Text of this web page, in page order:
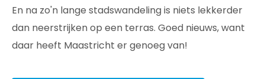
En na zo'n lange stadswandeling is niets lekkerder
dan neerstrijken op een terras. Goed nieuws, want
daar heeft Maastricht er genoeg van!